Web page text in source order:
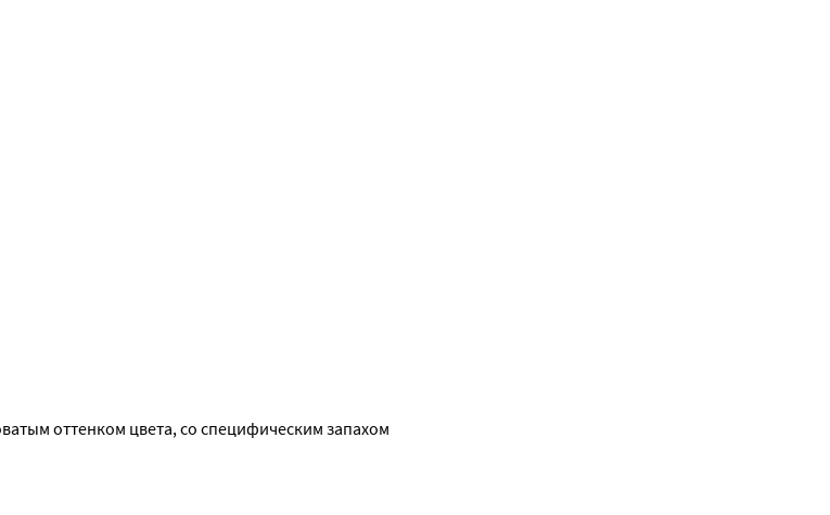
оттенком цвета, со специфическим запахом